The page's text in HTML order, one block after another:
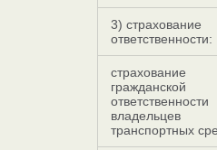
3) страхование
ответственности:
страхование
гражданской
ответственности
владельцев
транспортных